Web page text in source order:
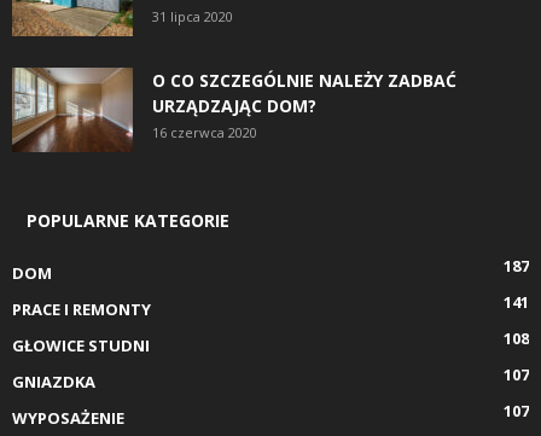
31 lipca 2020
O CO SZCZEGÓLNIE NALEŻY ZADBAĆ
URZĄDZAJĄC DOM?
16 czerwca 2020
POPULARNE KATEGORIE
DOM
187
PRACE I REMONTY
141
GŁOWICE STUDNI
108
GNIAZDKA
107
WYPOSAŻENIE
107